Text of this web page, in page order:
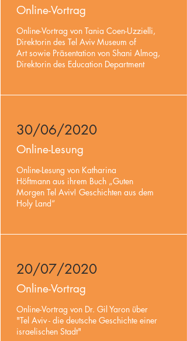
Online-Vortrag
Online-Vortrag von Tania Coen-Uzzielli,
Direktorin des Tel Aviv Museum of
Art sowie Präsentation von Shani Almog,
Direktorin des Education Department
30/06/2020
Online-Lesung
Online-Lesung von Katharina
Höftmann aus ihrem Buch „Guten
Morgen Tel Aviv! Geschichten aus dem
Holy Land“
20/07/2020
Online-Vortrag
Online-Vortrag von Dr. Gil Yaron über
"Tel Aviv - die deutsche Geschichte einer
israelischen Stadt"